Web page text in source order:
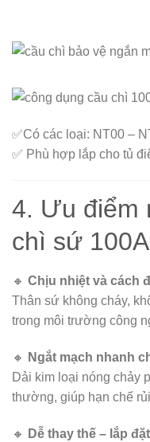
✅Có các loại: NT00 –
✅ Phù hợp lắp cho tủ
4. Ưu điểm
chì sứ
🔸 Chịu nhiệt và cách
Thân sứ không cháy,
trong môi trường công
🔸
Ngắt mạch nhanh
Dải kim loại nóng chảy
thường, giúp hạn chế
🔸
Dễ thay thế – lắp